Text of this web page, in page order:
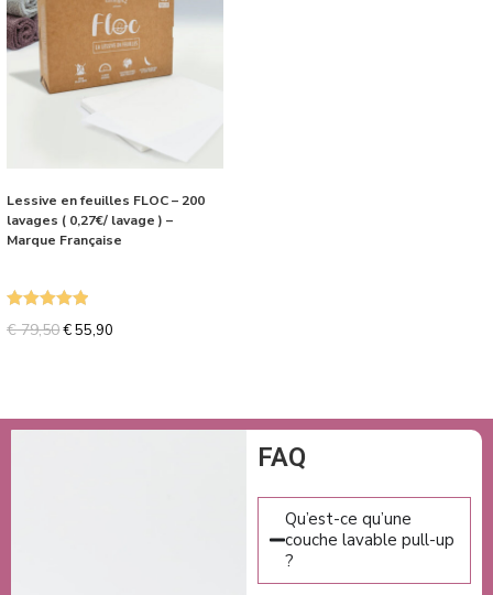
Lessive en feuilles FLOC – 200
lavages ( 0,27€/ lavage ) –
Marque Française
€79,50€55,90
FAQ
Qu’est-ce qu’une
couche lavable pull-up
?